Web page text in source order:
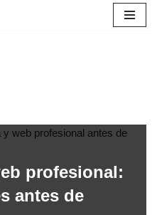
profesional:
antes de